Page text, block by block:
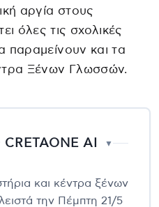
αργία στους
όλες τις σχολικές
παραμείνουν και τα
Ξένων Γλωσσών.
AI ▼
και κέντρα ξένων
την Πέμπτη 21/5